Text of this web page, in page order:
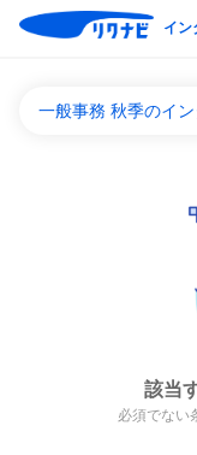
イン
一般事務 秋季のイ
該当
必須でない